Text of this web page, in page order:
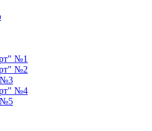
№1
№2
№3
№4
№5